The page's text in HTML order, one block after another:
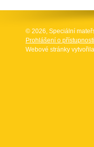
© 2026, Speciální
Prohlášení o přístupnosti
Webové stránky vytvořila